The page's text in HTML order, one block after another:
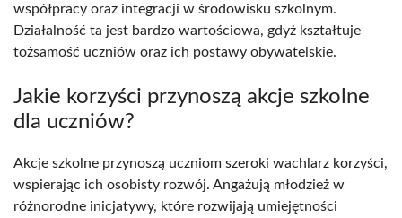
współpracy oraz integracji w środowisku szkolnym.
Działalność ta jest bardzo wartościowa, gdyż kształtuje
tożsamość uczniów oraz ich postawy obywatelskie.
Jakie korzyści przynoszą akcje szkolne
dla uczniów?
Akcje szkolne przynoszą uczniom szeroki wachlarz korzyści,
wspierając ich osobisty rozwój. Angażują młodzież w
różnorodne inicjatywy, które rozwijają umiejętności